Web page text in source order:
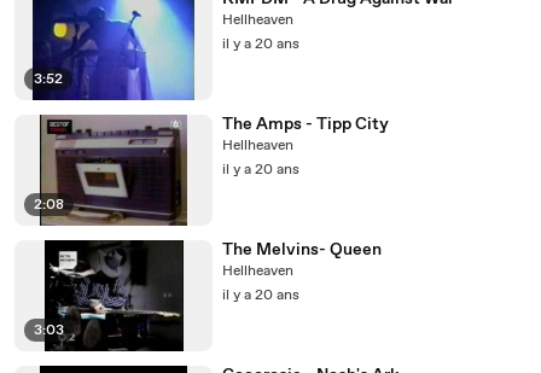
3:52
Hellheaven
il y a 20 ans
2:08
The Amps - Tipp City
Hellheaven
il y a 20 ans
3:03
The Melvins- Queen
Hellheaven
il y a 20 ans